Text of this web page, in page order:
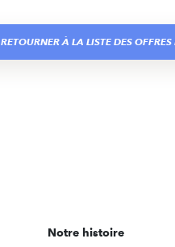
RETOURNER À LA LISTE DES
Notre histoire